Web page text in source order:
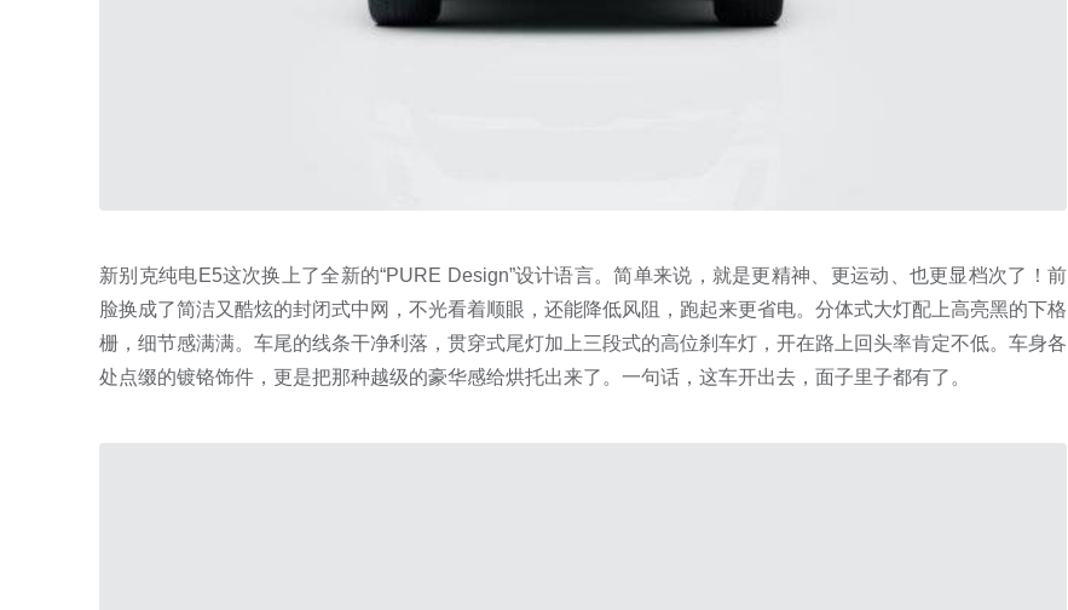
新别克纯电E5这次换上了全新的“PURE Design”设计语言。简单来说，就是更精神、更运动、也更显档次了！前
脸换成了简洁又酷炫的封闭式中网，不光看着顺眼，还能降低风阻，跑起来更省电。分体式大灯配上高亮黑的下格
栅，细节感满满。车尾的线条干净利落，贯穿式尾灯加上三段式的高位刹车灯，开在路上回头率肯定不低。车身各
处点缀的镀铬饰件，更是把那种越级的豪华感给烘托出来了。一句话，这车开出去，面子里子都有了。